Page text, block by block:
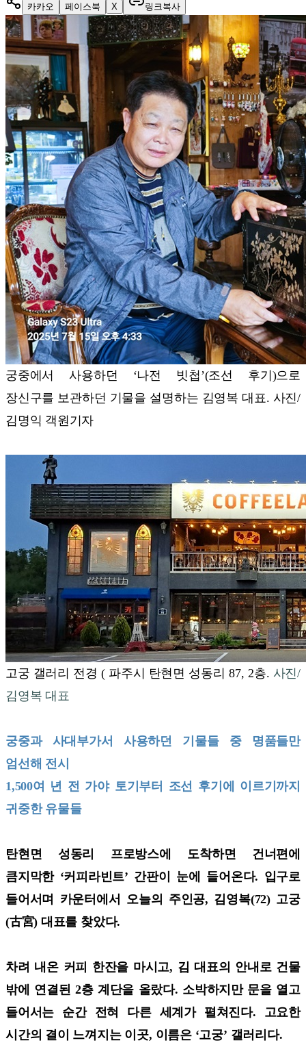
카카오 페이스북 X 링크복사
궁중에서 사용하던 ‘나전 빗첩’(조선 후기)으로
장신구를 보관하던 기물을 설명하는 김영복 대표. 사진/
김명익 객원기자
고궁 갤러리 전경 ( 파주시 탄현면 성동리 87, 2층. 사진/
김영복 대표
궁중과 사대부가서 사용하던 기물들 중 명품들만
엄선해 전시
1,500여 년 전 가야 토기부터 조선 후기에 이르기까지
귀중한 유물들
탄현면 성동리 프로방스에 도착하면 건너편에
큼지막한 ‘커피라빈트’ 간판이 눈에 들어온다. 입구로
들어서며 카운터에서 오늘의 주인공, 김영복(72) 고궁
(古宮) 대표를 찾았다.
차려 내온 커피 한잔을 마시고, 김 대표의 안내로 건물
밖에 연결된 2층 계단을 올랐다. 소박하지만 문을 열고
들어서는 순간 전혀 다른 세계가 펼쳐진다. 고요한
시간의 결이 느껴지는 이곳, 이름은 ‘고궁’ 갤러리다.